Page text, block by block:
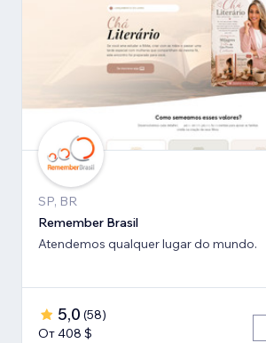
SP, BR
Remember Brasil
Atendemos qualquer lugar do mundo.
5,0 (58)
От 408 $